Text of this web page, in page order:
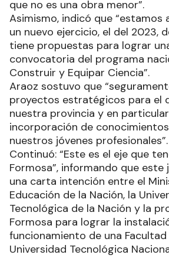
que no es una obra menor”.
Asimismo, indicó que “estamos
un nuevo ejercicio, el del 2023,
tiene propuestas para lograr
convocatoria del programa
Construir y Equipar Ciencia”.
Araoz sostuvo que
proyectos estratégicos para el
nuestra provincia y en
incorporación de
nuestros jóvenes profesionales”.
Continuó: “Este es el eje que
Formosa”, informando que este
una carta intención entre el
Educación de la Nación, la
Tecnológica de la Nación y la
Formosa para lograr la
funcionamiento de una Facultad
Universidad Tecnológica